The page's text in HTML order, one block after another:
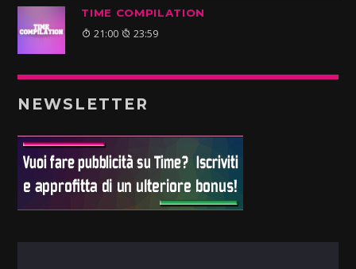
TIME COMPILATION
21:00 23:59
NEWSLETTER